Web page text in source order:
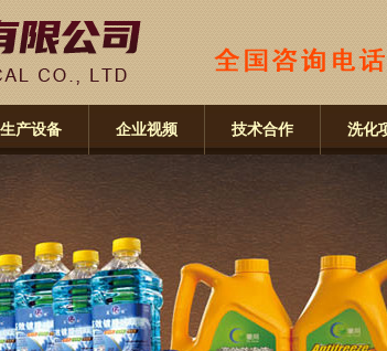
生产设备 企业视频 技术合作 洗化